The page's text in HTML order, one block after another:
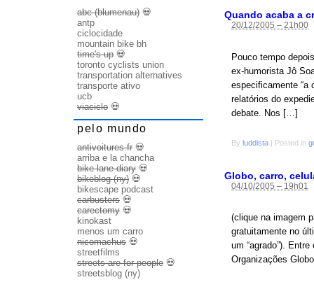
Quando acaba a
20/12/2005 – 21h00
Pouco tempo
ex-humorista Jô
especificamente “a
relatórios do
debate. Nos […]
By luddista | Posted in
Globo, carro,
04/10/2005 – 19h01
(clique na imagem
gratuitamente no
um “agrado”).
Organizações
abc (blumenau) 💀
antp
ciclocidade
mountain bike bh
time's up 💀
toronto cyclists union
transportation alternatives
transporte ativo
ucb
viaciclo 💀
pelo mundo
antivoitures.fr 💀
arriba e la chancha
bike lane diary 💀
bikeblog (ny) 💀
bikescape podcast
carbusters 💀
carectomy 💀
kinokast
menos um carro
nicomachus 💀
streetfilms
streets are for people 💀
streetsblog (ny)